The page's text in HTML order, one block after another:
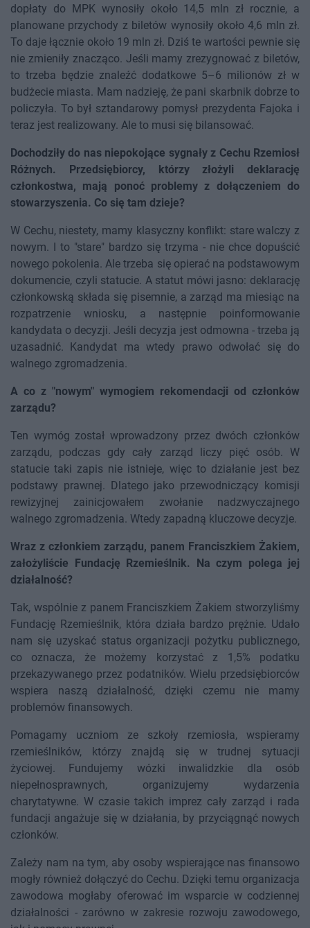
dopłaty do MPK wynosiły około 14,5 mln zł rocznie, a
planowane przychody z biletów wynosiły około 4,6 mln zł.
To daje łącznie około 19 mln zł. Dziś te wartości pewnie się
nie zmieniły znacząco. Jeśli mamy zrezygnować z biletów,
to trzeba będzie znaleźć dodatkowe 5–6 milionów zł w
budżecie miasta. Mam nadzieję, że pani skarbnik dobrze to
policzyła. To był sztandarowy pomysł prezydenta Fajoka i
teraz jest realizowany. Ale to musi się bilansować.
Dochodziły do nas niepokojące sygnały z Cechu Rzemiosł
Różnych. Przedsiębiorcy, którzy złożyli deklarację
członkostwa, mają ponoć problemy z dołączeniem do
stowarzyszenia. Co się tam dzieje?
W Cechu, niestety, mamy klasyczny konflikt: stare walczy z
nowym. I to "stare" bardzo się trzyma - nie chce dopuścić
nowego pokolenia. Ale trzeba się opierać na podstawowym
dokumencie, czyli statucie. A statut mówi jasno: deklarację
członkowską składa się pisemnie, a zarząd ma miesiąc na
rozpatrzenie wniosku, a następnie poinformowanie
kandydata o decyzji. Jeśli decyzja jest odmowna - trzeba ją
uzasadnić. Kandydat ma wtedy prawo odwołać się do
walnego zgromadzenia.
A co z "nowym" wymogiem rekomendacji od członków
zarządu?
Ten wymóg został wprowadzony przez dwóch członków
zarządu, podczas gdy cały zarząd liczy pięć osób. W
statucie taki zapis nie istnieje, więc to działanie jest bez
podstawy prawnej. Dlatego jako przewodniczący komisji
rewizyjnej zainicjowałem zwołanie nadzwyczajnego
walnego zgromadzenia. Wtedy zapadną kluczowe decyzje.
Wraz z członkiem zarządu, panem Franciszkiem Żakiem,
założyliście Fundację Rzemieślnik. Na czym polega jej
działalność?
Tak, wspólnie z panem Franciszkiem Żakiem stworzyliśmy
Fundację Rzemieślnik, która działa bardzo prężnie. Udało
nam się uzyskać status organizacji pożytku publicznego,
co oznacza, że możemy korzystać z 1,5% podatku
przekazywanego przez podatników. Wielu przedsiębiorców
wspiera naszą działalność, dzięki czemu nie mamy
problemów finansowych.
Pomagamy uczniom ze szkoły rzemiosła, wspieramy
rzemieślników, którzy znajdą się w trudnej sytuacji
życiowej. Fundujemy wózki inwalidzkie dla osób
niepełnosprawnych, organizujemy wydarzenia
charytatywne. W czasie takich imprez cały zarząd i rada
fundacji angażuje się w działania, by przyciągnąć nowych
członków.
Zależy nam na tym, aby osoby wspierające nas finansowo
mogły również dołączyć do Cechu. Dzięki temu organizacja
zawodowa mogłaby oferować im wsparcie w codziennej
działalności - zarówno w zakresie rozwoju zawodowego,